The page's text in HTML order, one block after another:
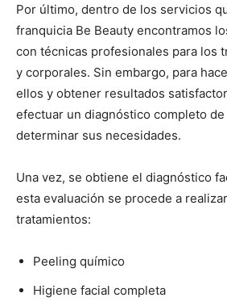
Por último, dentro de los servicios
franquicia Be Beauty encontramos
con técnicas profesionales para los
y corporales. Sin embargo, para
ellos y obtener resultados
efectuar un diagnóstico completo
determinar sus necesidades.
Una vez, se obtiene el diagnóstico
esta evaluación se procede a
tratamientos:
Peeling químico
Higiene facial completa